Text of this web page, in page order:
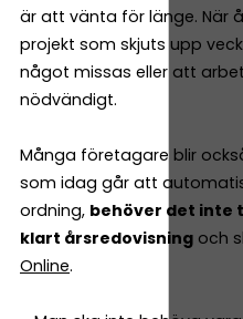
är att vänta för länge. När
projekt som skjuts upp
något missas eller att
nödvändigt.
Många företagare blir
som idag går att
ordning, behöver det inte
klart årsredovisning och
Online.